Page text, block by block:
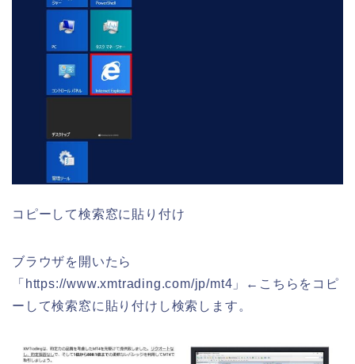
コピーして検索窓に貼り付け
ブラウザを開いたら
「https://www.xmtrading.com/jp/mt4」←こちらをコピ
ーして検索窓に貼り付けし検索します。